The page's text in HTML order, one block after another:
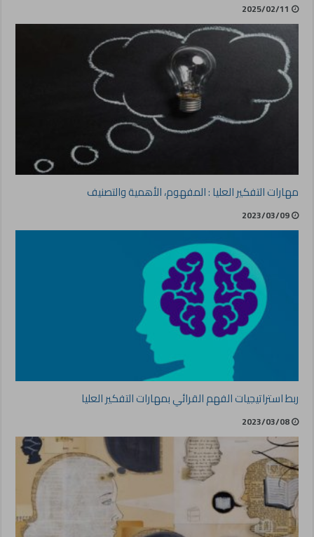
2025/02/11
مهارات التفكير العليا : المفهوم، الأهمية والتصنيف
2023/03/09
ربط استراتيجيات الفهم القرائي بمهارات التفكير العليا
2023/03/08